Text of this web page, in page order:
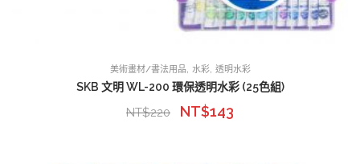
美術畫材/書法用品 水彩, 透明水彩
SKB 文明 WL-200 環保透明水彩 (25色組)
NT$220 NT$143